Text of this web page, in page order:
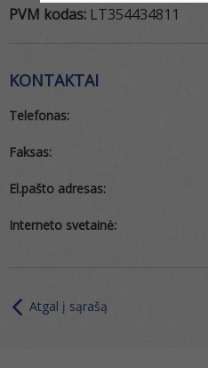
PVM kodas: LT354434811
KONTAKTAI
Telefonas:
Faksas:
El.pašto adresas:
Interneto svetainė:
Atgal į sąrašą